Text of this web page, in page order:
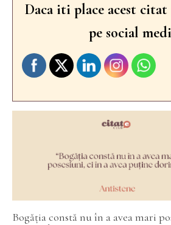
Daca iti place acest citat
pe social
Bogăția constă nu în a avea mari